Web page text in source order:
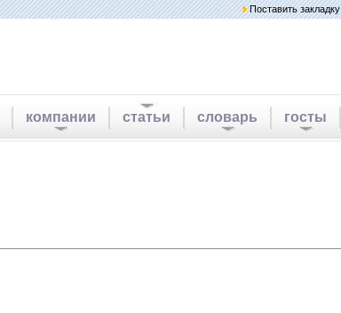
Поставить закладку
компании статьи словарь госты